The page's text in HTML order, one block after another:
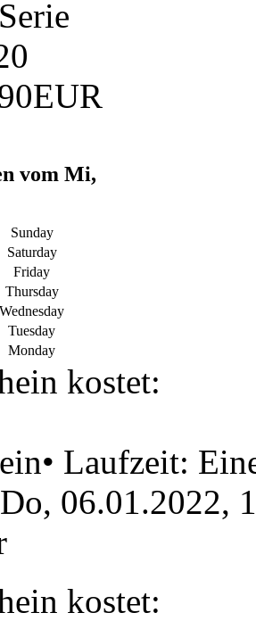
Serie
EUR
vom Mi,
Sunday
Saturday
Friday
Thursday
Wednesday
Tuesday
Monday
kostet:
• Laufzeit:
06.01.2022,
kostet: